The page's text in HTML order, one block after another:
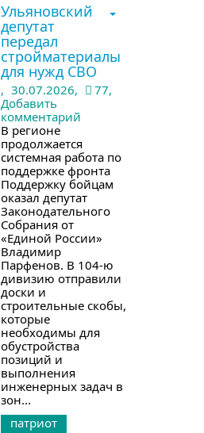
Ульяновский
депутат
передал
стройматериалы
для нужд СВО
, 30.07.2026,
77,
Добавить
комментарий
В регионе
продолжается
системная работа по
поддержке фронта
Поддержку бойцам
оказал депутат
Законодательного
Собрания от
«Единой России»
Владимир
Парфенов. В 104-ю
дивизию отправили
доски и
строительные скобы,
которые
необходимы для
обустройства
позиций и
выполнения
инженерных задач в
зон...
патриот